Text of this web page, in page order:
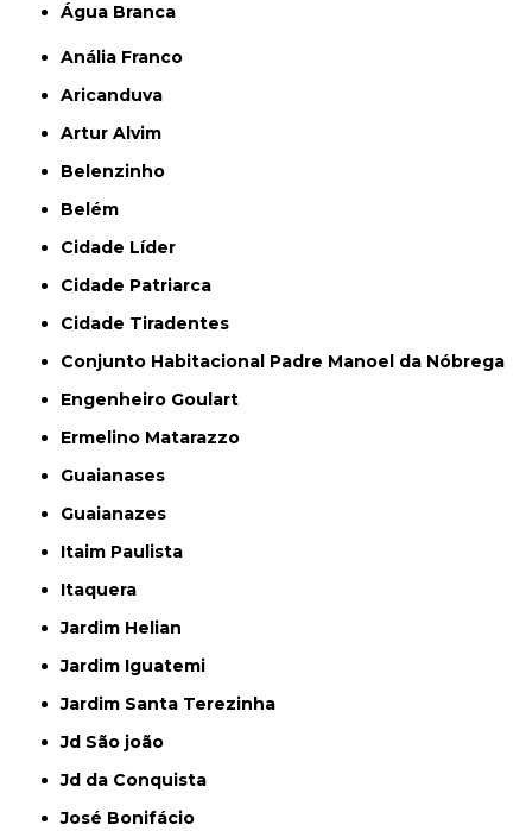
Água Branca
Anália Franco
Aricanduva
Artur Alvim
Belenzinho
Belém
Cidade Líder
Cidade Patriarca
Cidade Tiradentes
Conjunto Habitacional Padre Manoel da Nóbrega
Engenheiro Goulart
Ermelino Matarazzo
Guaianases
Guaianazes
Itaim Paulista
Itaquera
Jardim Helian
Jardim Iguatemi
Jardim Santa Terezinha
Jd São joão
Jd da Conquista
José Bonifácio